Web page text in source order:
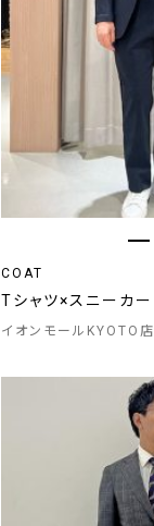
COAT
Tシャツ×スニーカー
イオンモールKYOTO店